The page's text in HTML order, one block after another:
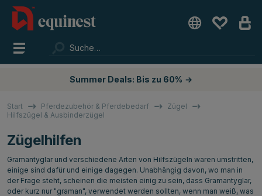
Summer Deals: Bis zu 60% →
Start Pferdezubehör & Pferdebedarf
Zügel
Hilfszügel & Ausbinderzügel
Zügelhilfen
Gramantyglar und verschiedene Arten von Hilfszügeln waren umstritten,
einige sind dafür und einige dagegen. Unabhängig davon, wo man in
der Frage steht, scheinen die meisten einig zu sein, dass Gramantyglar,
oder kurz nur "graman", verwendet werden sollten, wenn man weiß, was